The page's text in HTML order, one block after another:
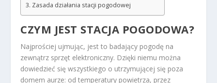
Zasada działania stacji pogodowej
CZYM JEST STACJA POGODOWA?
Najprościej ujmując, jest to badający pogodę na
zewnątrz sprzęt elektroniczny. Dzięki niemu można
dowiedzieć się wszystkiego o utrzymującej się poza
domem aurze: od temperatury powietrza, przez